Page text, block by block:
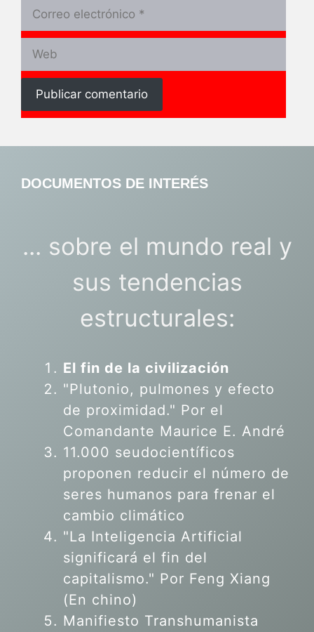
electrónico
DOCUMENTOS DE INTERÉS
... sobre el mundo real y
sus tendencias
estructurales:
El fin de la civilización
"Plutonio, pulmones y efecto
de proximidad." Por el
Comandante Maurice E. André
11.000 seudocientíficos
proponen reducir el número de
seres humanos para frenar el
cambio climático
"La Inteligencia Artificial
significará el fin del
capitalismo." Por Feng Xiang
(En chino)
Manifiesto Transhumanista